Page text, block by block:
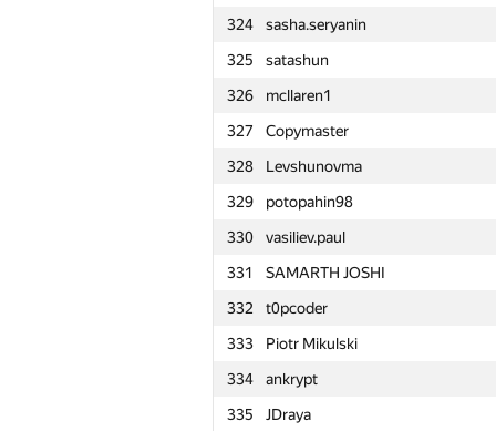
324
sasha.seryanin
325
satashun
326
mcllaren1
327
Copymaster
328
Levshunovma
329
potopahin98
330
vasiliev.paul
331
SAMARTH JOSHI
332
t0pcoder
333
Piotr Mikulski
334
ankrypt
335
JDraya
301 hirokazu1020
302
Сергей Золотарёв
303
SDI091
304
vvarty
305
stacey.tsyganova
306
mklimenko29
307
palayutm
308
griddic
309
Vladimir Orekhov
310
compiler-101
311
ruslan02129
312
prateek6298